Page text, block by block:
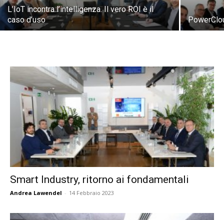
L’IoT incontra l’intelligenza. Il vero ROI è il
caso d’uso
Smart Industry, ritorno ai fondamentali
Andrea Lawendel - 14 Febbraio 2023